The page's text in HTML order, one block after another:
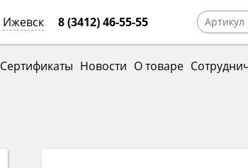
Ижевск 8 (3412) 46-55-55
Сертификаты Новости О товаре